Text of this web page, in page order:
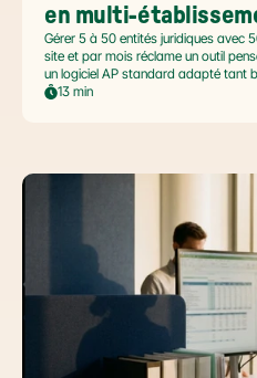
en multi-
Gérer 5 à 50 entités juridiques avec
site et par mois réclame un outil
un logiciel AP standard adapté tant
automatiser sans casser la
13 min